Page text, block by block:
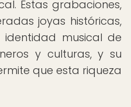
Estas grabaciones,
joyas históricas,
musical de
y culturas, y su
que esta riqueza